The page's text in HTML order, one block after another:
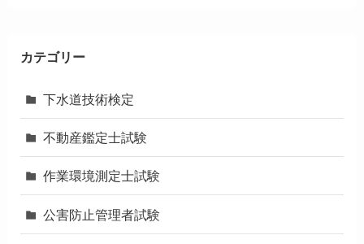
カテゴリー
下水道技術検定
不動産鑑定士試験
作業環境測定士試験
公害防止管理者試験